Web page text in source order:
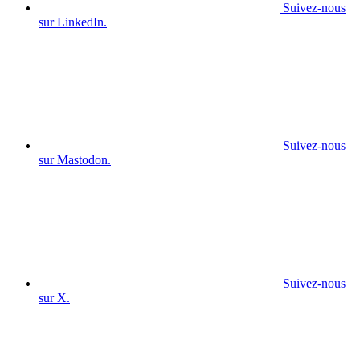
Suivez-nous
sur LinkedIn.
Suivez-nous
sur Mastodon.
Suivez-nous
sur X.